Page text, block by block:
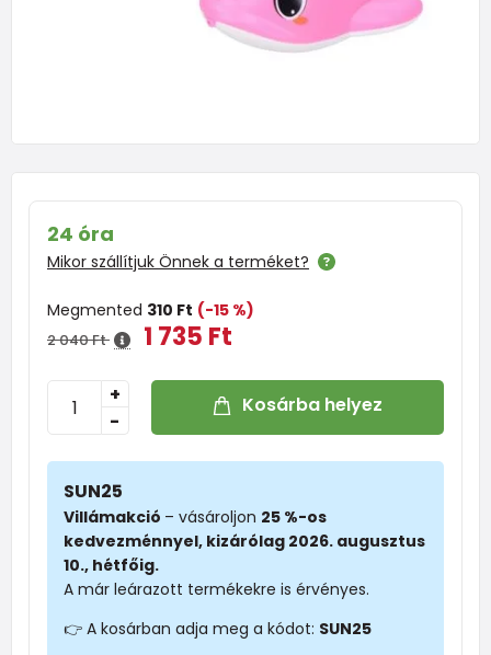
24 óra
Mikor szállítjuk Önnek a terméket?
Megmented 310 Ft (-15 %)
2 040 Ft 1 735 Ft
-
+ Kosárba helyez
SUN25
Villámakció – vásároljon 25 %-os
kedvezménnyel, kizárólag 2026. augusztus
10., hétfőig.
A már leárazott termékekre is érvényes.
👉 A kosárban adja meg a kódot: SUN25